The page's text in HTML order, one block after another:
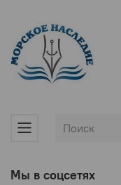
Мы в соцсетях